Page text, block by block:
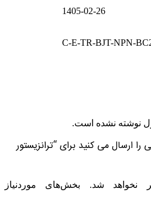
1405-02-26
C-E-TR-BJT-NPN-
نوشته نشده است.
ارسال می کنید برای “ترانزیستور
نخواهد شد.
بخش‌های موردنیاز